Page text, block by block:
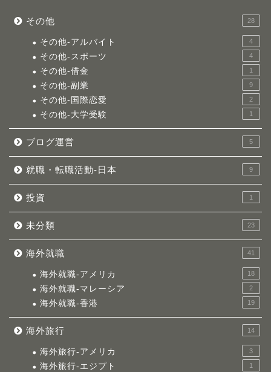
その他 28
その他-アルバイト 4
その他-スポーツ 4
その他-借金 1
その他-副業 9
その他-国際恋愛 2
その他-大学受験 1
ブログ運営 5
就職・転職活動-日本 9
投資 1
未分類 23
海外就職 41
海外就職-アメリカ 18
海外就職-マレーシア 2
海外就職-香港 19
海外旅行 14
海外旅行-アメリカ 3
海外旅行-エジプト 1